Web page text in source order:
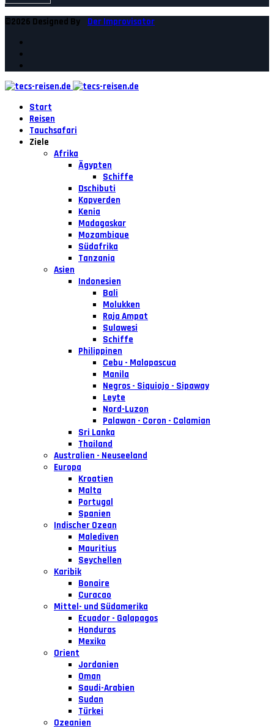
©2026 Designed By Der Improvisator
Start
Reisen
Tauchsafari
Ziele
Afrika
Ägypten
Schiffe
Dschibuti
Kapverden
Kenia
Madagaskar
Mozambique
Südafrika
Tanzania
Asien
Indonesien
Bali
Molukken
Raja Ampat
Sulawesi
Schiffe
Philippinen
Cebu - Malapascua
Manila
Negros - Siquiojo - Sipaway
Leyte
Nord-Luzon
Palawan - Coron - Calamian
Sri Lanka
Thailand
Australien - Neuseeland
Europa
Kroatien
Malta
Portugal
Spanien
Indischer Ozean
Malediven
Mauritius
Seychellen
Karibik
Bonaire
Curacao
Mittel- und Südamerika
Ecuador - Galapagos
Honduras
Mexiko
Orient
Jordanien
Oman
Saudi-Arabien
Sudan
Türkei
Ozeanien